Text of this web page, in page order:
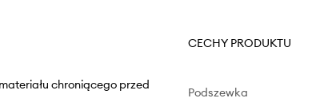
chroniącego przed
CECHY PRODUKTU
Podszewka